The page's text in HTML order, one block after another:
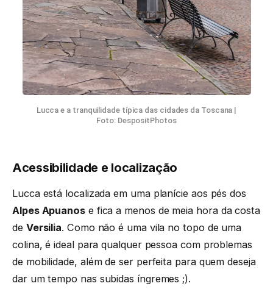
Lucca e a tranquilidade típica das cidades da Toscana |
Foto: DespositPhotos
Acessibilidade e localização
Lucca está localizada em uma planície aos pés dos
Alpes Apuanose fica a menos de meia hora da costa
de Versilia. Como não é uma vila no topo de uma
colina, é ideal para qualquer pessoa com problemas
de mobilidade, além de ser perfeita para quem deseja
dar um tempo nas subidas íngremes ;).